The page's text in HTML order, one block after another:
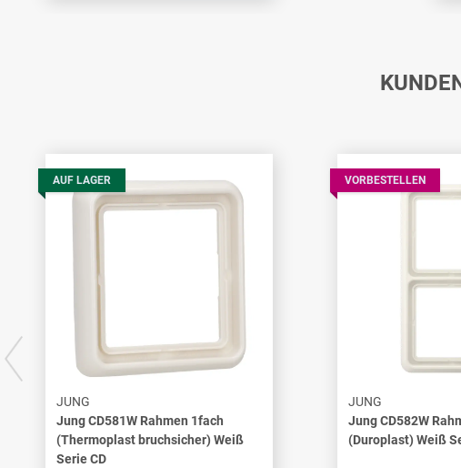
AUF LAGER
JUNG
Jung CD581W Rahmen 1fach
(Thermoplast bruchsicher) Weiß
Serie CD
VORBESTELLEN
JUNG
Jung CD582W
(Duroplast) Weiß